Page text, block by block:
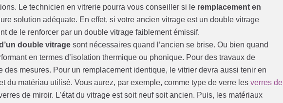
Le technicien en vitrerie pourra vous conseiller si le remplacement en
solution adéquate. En effet, si votre ancien vitrage est un double vitrage
de le renforcer par un double vitrage faiblement émissif.
double vitrage sont nécessaires quand l’ancien se brise. Ou bien quand
en termes d’isolation thermique ou phonique. Pour des travaux de
des mesures. Pour un remplacement identique, le vitrier devra aussi tenir en
du matériau utilisé. Vous aurez, par exemple, comme type de verre lesverres de
de miroir. L’état du vitrage est soit neuf soit ancien. Puis, les matériaux